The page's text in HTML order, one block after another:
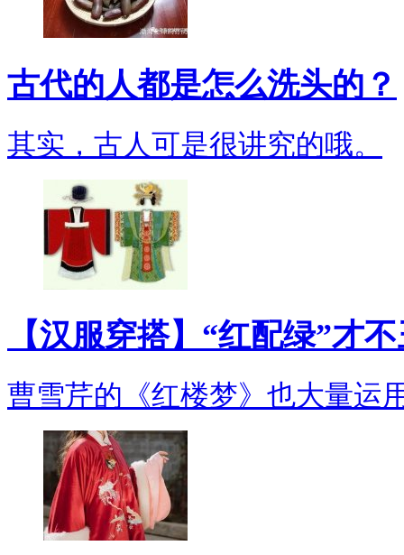
古代的人都是怎么洗头的？
其实，古人可是很讲究的哦。
【汉服穿搭】“红配绿”才
曹雪芹的《红楼梦》也大量运